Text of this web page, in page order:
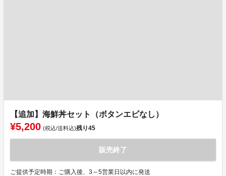
【追加】海鮮丼セット（ボタンエビなし）
¥5,200 (税込/送料込)残り45
販売終了
ご提供予定時期：ご購入後、3～5営業日以内に発送